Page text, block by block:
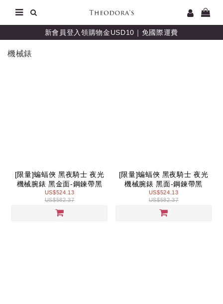
新會員登入領購物金USD10｜免國際運費
機械錶
[限量]蝙蝠俠 黑夜騎士 夜光
機械腕錶 黑金面-鋼鍊帶黑
US$524.13
US$582.37
[限量]蝙蝠俠 黑夜騎士 夜光
機械腕錶 黑面-鋼鍊帶黑
US$524.13
US$582.37